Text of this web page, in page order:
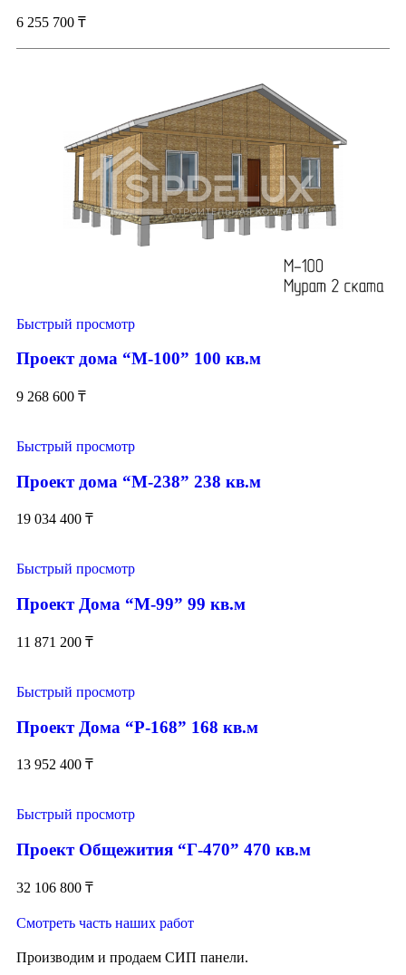
6 255 700 ₸
Быстрый просмотр
Проект дома “М-100” 100 кв.м
9 268 600 ₸
Быстрый просмотр
Проект дома “М-238” 238 кв.м
19 034 400 ₸
Быстрый просмотр
Проект Дома “М-99” 99 кв.м
11 871 200 ₸
Быстрый просмотр
Проект Дома “Р-168” 168 кв.м
13 952 400 ₸
Быстрый просмотр
Проект Общежития “Г-470” 470 кв.м
32 106 800 ₸
Смотреть часть наших работ
Производим и продаем СИП панели.